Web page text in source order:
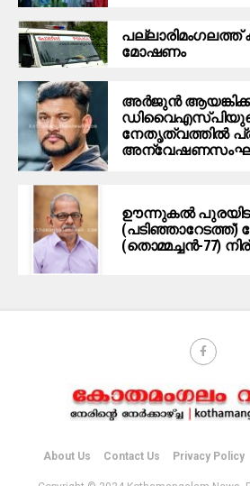
മോ​ഷ​ണം
അര്‍ജുന്‍
നേതൃത്വത്തില്‍
ഊന്നുകല്‍
(തൊമ്മച്ചന്‍-77)
About Us Contact Us Privacy Policy